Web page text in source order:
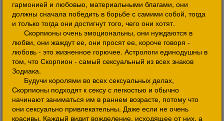
гармонией и любовью, материальными благами, они
должны сначала победить в борьбе с самими собой, тогда
и только тогда они достигнут того, чего они хотят.
Скорпионы очень эмоциональны, они нуждаются в
любви, они жаждут ее, они просят ее, короче говоря -
любовь - это жизненное горючее. Астрологи единодушны в
том, что Скорпион - самый сексуальный из всех знаков
Зодиака.
Будучи королями во всех сексуальных делах,
Скорпионы подходят к сексу с легкостью и обычно
начинают заниматься им в раннем возрасте, потому что
они сексуально привлекательны. Даже если не очень
красивы. Каждый видит вожделение, исходящее от них, а